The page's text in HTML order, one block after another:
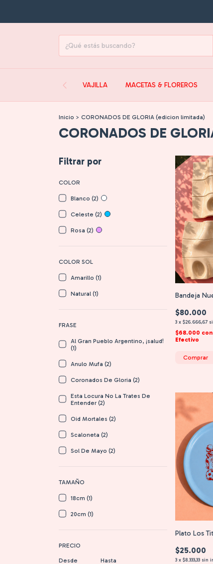
VAJILLA MACETAS & FLOREROS
Inicio > CORONADOS DE GLORIA (edicion limitada)
CORONADOS DE
Filtrar por
COLOR
Blanco (2)
Celeste (2)
Rosa (2)
COLOR SOL
Amarillo (1)
Natural (1)
FRASE
Al Gran Pueblo Argentino, ¡salud!
(1)
Anulo Mufa (2)
Coronados De Gloria (2)
Esta Locura No La Trates De
Entender (2)
Oid Mortales (2)
Scaloneta (2)
Sol De Mayo (2)
TAMAÑO
18cm (1)
20cm (1)
PRECIO
Desde Hasta
Bandeja
$80.000
3 x$26.666,67
$68.000 con
Efectivo
Comprar
Plato Los
$25.000
3 x$8.333,33 sin